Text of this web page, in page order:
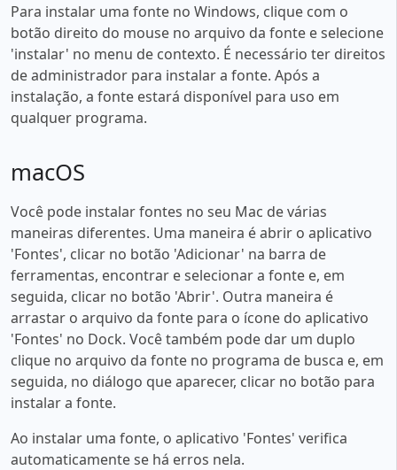
Para instalar uma fonte no Windows, clique com o
botão direito do mouse no arquivo da fonte e selecione
'instalar' no menu de contexto. É necessário ter direitos
de administrador para instalar a fonte. Após a
instalação, a fonte estará disponível para uso em
qualquer programa.
macOS
Você pode instalar fontes no seu Mac de várias
maneiras diferentes. Uma maneira é abrir o aplicativo
'Fontes', clicar no botão 'Adicionar' na barra de
ferramentas, encontrar e selecionar a fonte e, em
seguida, clicar no botão 'Abrir'. Outra maneira é
arrastar o arquivo da fonte para o ícone do aplicativo
'Fontes' no Dock. Você também pode dar um duplo
clique no arquivo da fonte no programa de busca e, em
seguida, no diálogo que aparecer, clicar no botão para
instalar a fonte.
Ao instalar uma fonte, o aplicativo 'Fontes' verifica
automaticamente se há erros nela.